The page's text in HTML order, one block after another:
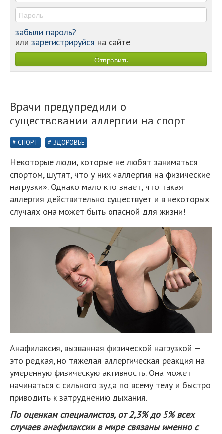
забыли пароль?
или зарегистрируйся на сайте
Врачи предупредили о
существовании аллергии на спорт
СПОРТ ЗДОРОВЬЕ
Некоторые люди, которые не любят заниматься
спортом, шутят, что у них «аллергия на физические
нагрузки». Однако мало кто знает, что такая
аллергия действительно существует и в некоторых
случаях она может быть опасной для жизни!
Анафилаксия, вызванная физической нагрузкой —
это редкая, но тяжелая аллергическая реакция на
умеренную физическую активность. Она может
начинаться с сильного зуда по всему телу и быстро
приводить к затруднению дыхания.
По оценкам специалистов, от 2,3% до 5% всех
случаев анафилаксии в мире связаны именно с